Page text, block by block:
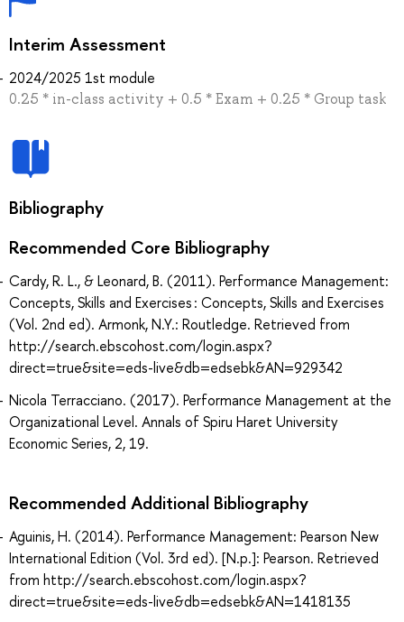
Interim Assessment
2024/2025 1st module
0.25 * in-class activity + 0.5 * Exam + 0.25 * Group task
Bibliography
Recommended Core Bibliography
Cardy, R. L., & Leonard, B. (2011). Performance Management:
Concepts, Skills and Exercises : Concepts, Skills and Exercises
(Vol. 2nd ed). Armonk, N.Y.: Routledge. Retrieved from
http://search.ebscohost.com/login.aspx?
direct=true&site=eds-live&db=edsebk&AN=929342
Nicola Terracciano. (2017). Performance Management at the
Organizational Level. Annals of Spiru Haret University
Economic Series, 2, 19.
Recommended Additional Bibliography
Aguinis, H. (2014). Performance Management: Pearson New
International Edition (Vol. 3rd ed). [N.p.]: Pearson. Retrieved
from http://search.ebscohost.com/login.aspx?
direct=true&site=eds-live&db=edsebk&AN=1418135